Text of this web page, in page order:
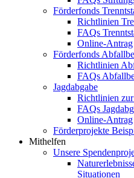
Förderfonds
Richtlinien
FAQs
Online-Antrag
Förderfonds
Richtlinien
FAQs
Jagdabgabe
Richtlinien zur
FAQs
Online-Antrag
Förderprojekte
Mithelfen
Unsere
Situationen